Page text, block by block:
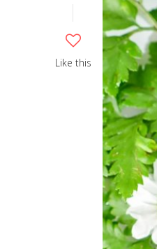
Like this